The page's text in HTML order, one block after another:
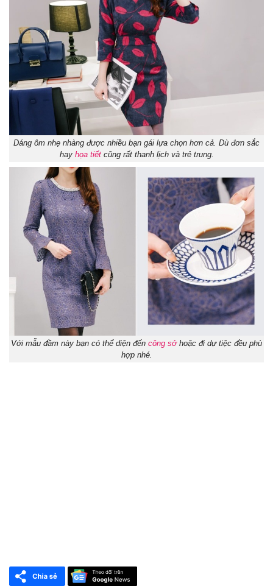
Dáng ôm nhẹ nhàng được nhiều bạn gái lựa chọn hơn cả. Dù đơn sắc
hay họa tiếtcũng rất thanh lịch và trẻ trung.
Với mẫu đầm này bạn có thể diện đến công sởhoặc đi dự tiệc đều phù
hợp nhé.